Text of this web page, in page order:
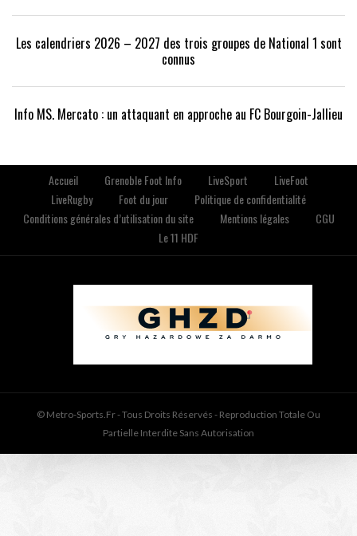
Les calendriers 2026 – 2027 des trois groupes de National 1 sont
connus
Info MS. Mercato : un attaquant en approche au FC Bourgoin-Jallieu
Accueil Grenoble Foot Info LiveSport
LiveFoot
LiveRugby
Foot du jour
Politique de confidentialité
Conditions générales d’utilisation du site
Mentions légales
CGU
Le 11 HDF
© Metro-Sports.fr - Tous Droits Réservés - Reproduction Totale Ou
Partielle Interdite Sans Autorisation